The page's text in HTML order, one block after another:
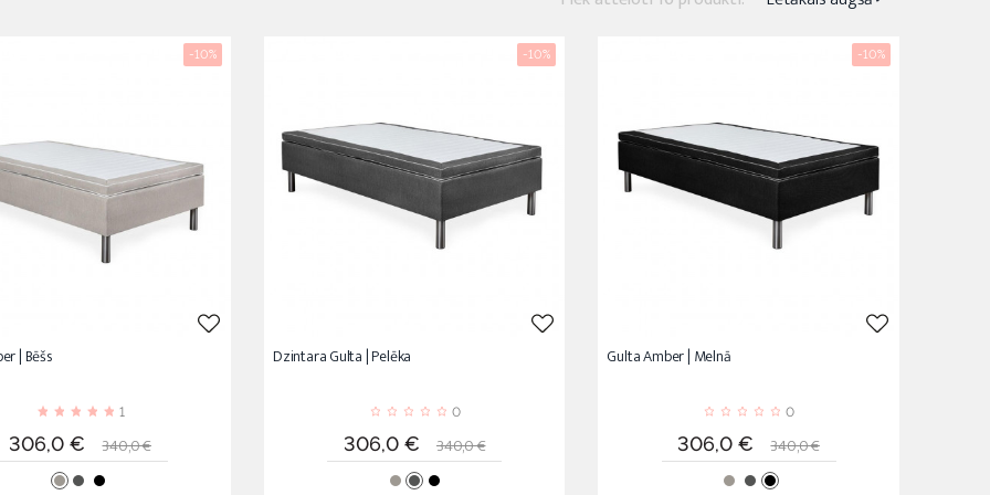
| Bēšs
1
Cena
306,0 €
Standarta
cena
340,0 €
-10%
Dzintara Gulta | Pelēka
0
Cena
306,0 €
Standarta
cena
340,0 €
-10%
Gulta Amber | Melnā
0
Cena
306,0 €
Standarta
cena
340,0 €
-10%